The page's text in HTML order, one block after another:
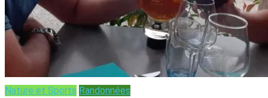
Nature et Sports Randonnées